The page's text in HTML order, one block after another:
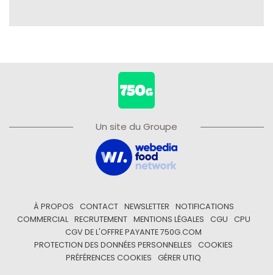
Un site du Groupe
À PROPOS CONTACT NEWSLETTER
NOTIFICATIONS
COMMERCIAL
RECRUTEMENT MENTIONS LÉGALES CGU
CPU
CGV DE L'OFFRE PAYANTE 750G.COM
PROTECTION DES DONNÉES PERSONNELLES
COOKIES
PRÉFÉRENCES COOKIES
GÉRER UTIQ